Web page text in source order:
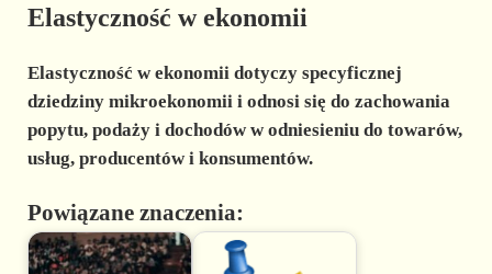
Elastyczność w ekonomii
Elastyczność w ekonomii dotyczy specyficznej
dziedziny mikroekonomiii odnosi się do zachowania
popytu, podaży i dochodów w odniesieniu do towarów,
usług, producentów i konsumentów.
Powiązane znaczenia: